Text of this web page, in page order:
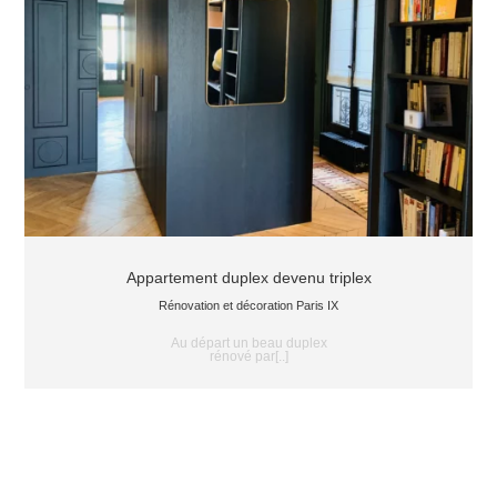
Appartement duplex devenu triplex
Rénovation et décoration Paris IX
Au départ un beau duplex
rénové par[..]